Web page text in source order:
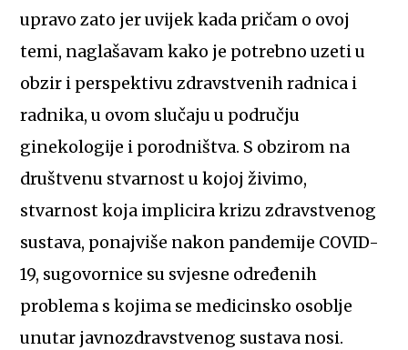
upravo zato jer uvijek kada pričam o ovoj
temi, naglašavam kako je potrebno uzeti u
obzir i perspektivu zdravstvenih radnica i
radnika, u ovom slučaju u području
ginekologije i porodništva. S obzirom na
društvenu stvarnost u kojoj živimo,
stvarnost koja implicira krizu zdravstvenog
sustava, ponajviše nakon pandemije COVID-
19, sugovornice su svjesne određenih
problema s kojima se medicinsko osoblje
unutar javnozdravstvenog sustava nosi.